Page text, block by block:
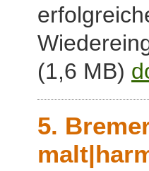
(1,6 MB)
5.